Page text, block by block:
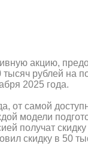
акцию,
рублей на
2025 года.
от самой
модели
получат
скидку в 50